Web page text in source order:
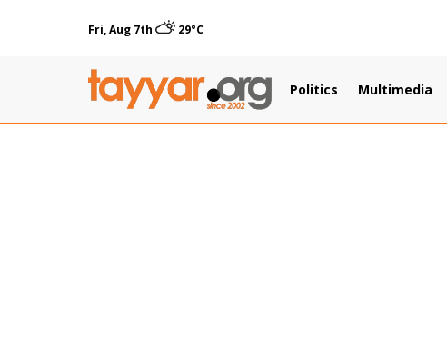
Fri, Aug 7th 29°C
Politics Multimedia